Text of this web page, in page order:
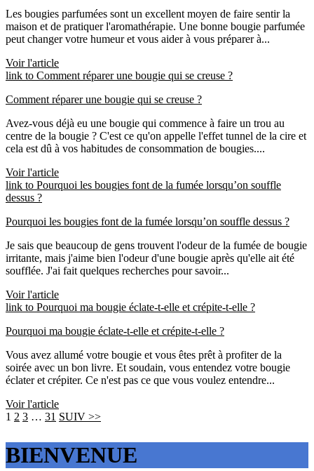
Les bougies parfumées sont un excellent moyen de faire sentir la
maison et de pratiquer l'aromathérapie. Une bonne bougie parfumée
peut changer votre humeur et vous aider à vous préparer à...
Voir l'article
link to Comment réparer une bougie qui se creuse ?
Comment réparer une bougie qui se creuse ?
Avez-vous déjà eu une bougie qui commence à faire un trou au
centre de la bougie ? C'est ce qu'on appelle l'effet tunnel de la cire et
cela est dû à vos habitudes de consommation de bougies....
Voir l'article
link to Pourquoi les bougies font de la fumée lorsqu’on souffle
dessus ?
Pourquoi les bougies font de la fumée lorsqu’on souffle dessus ?
Je sais que beaucoup de gens trouvent l'odeur de la fumée de bougie
irritante, mais j'aime bien l'odeur d'une bougie après qu'elle ait été
soufflée. J'ai fait quelques recherches pour savoir...
Voir l'article
link to Pourquoi ma bougie éclate-t-elle et crépite-t-elle ?
Pourquoi ma bougie éclate-t-elle et crépite-t-elle ?
Vous avez allumé votre bougie et vous êtes prêt à profiter de la
soirée avec un bon livre. Et soudain, vous entendez votre bougie
éclater et crépiter. Ce n'est pas ce que vous voulez entendre...
Voir l'article
Page
1 Page
2 Page
3 … Page
31 SUIV >>
BIENVENUE